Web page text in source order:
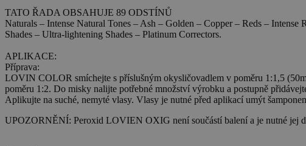
TATO ŘADA OBSAHUJE 89 ODSTÍNŮ
Naturals – Intense Natural Tones – Ash – Golden – Copper – Reds – Intense
Shades – Ultra-lightening Shades – Platinum Correctors.
APLIKACE:
Příprava:
LOVIN COLOR smíchejte s příslušným okysličovadlem v poměru 1:1,5
poměru 1:2. Do misky nalijte potřebné množství výrobku a postupně
Aplikujte na suché, nemyté vlasy. Vlasy je nutné před aplikací umýt
UPOZORNĚNÍ: Peroxid LOVIEN OXIG není součástí balení a je nutné jej